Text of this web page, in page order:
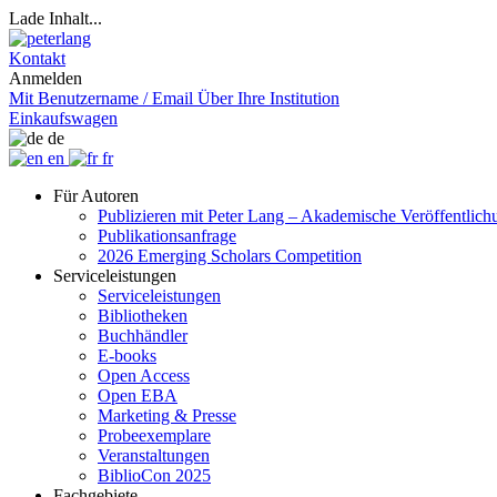
Lade Inhalt...
Kontakt
Anmelden
Mit Benutzername / Email Über Ihre Institution
Einkaufswagen
de
en
fr
Für Autoren
Publizieren mit Peter Lang – Akademische
Publikationsanfrage
2026 Emerging Scholars Competition
Serviceleistungen
Serviceleistungen
Bibliotheken
Buchhändler
E-books
Open Access
Open EBA
Marketing & Presse
Probeexemplare
Veranstaltungen
BiblioCon 2025